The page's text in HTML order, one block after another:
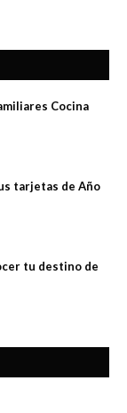
Cocina
tarjetas de Año
tu destino de